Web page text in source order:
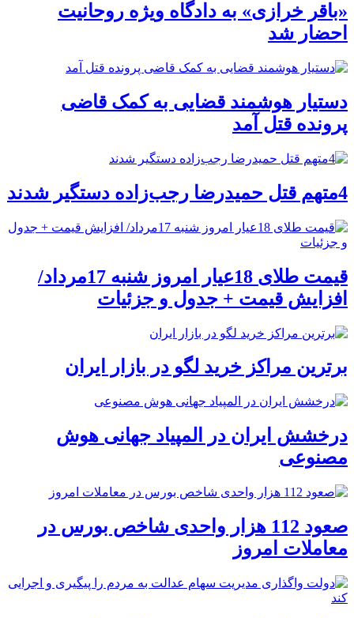
«باقر خرازی» به دادگاه ویژه روحانیت
احضار شد
دستیار هوشمند قضایی به کمک قاضی
پرونده قتل آمد
4متهم قتل حمیدرضا رجب‌زاده دستگیر شدند
قیمت طلای 18عیار امروز شنبه 17مرداد/
افزایش قیمت + جدول و جزئیات
برترین مراکز خرید لگو در بازار ایران
درخشش ایران در المپیاد جهانی هوش
مصنوعی
صعود 112 هزار واحدی شاخص بورس در
معاملات امروز